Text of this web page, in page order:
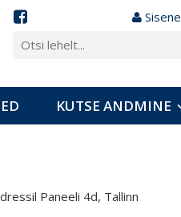
Sisene
KUTSE ANDMINE
Paneeli 4d, Tallinn